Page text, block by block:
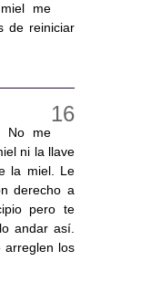
me
de reiniciar
No me
ni la llave
la miel. Le
derecho a
pero te
andar así.
arreglen los